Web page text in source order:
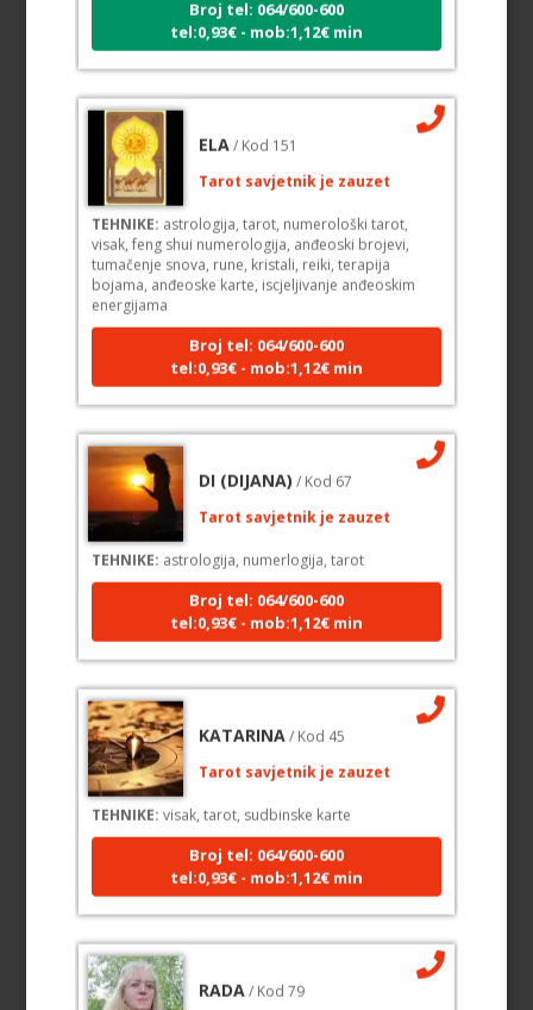
tel:0,93€ - mob:1,12€ min
TEHNIKE:astrologija, tarot, numerološki tarot,
visak, feng shui numerologija, anđeoski brojevi,
tumačenje snova, rune, kristali, reiki, terapija
bojama, anđeoske karte, iscjeljivanje anđeoskim
energijama
Broj tel: 064/600-600
tel:0,93€ - mob:1,12€ min
TEHNIKE:astrologija, numerlogija, tarot
Broj tel: 064/600-600
tel:0,93€ - mob:1,12€ min
TEHNIKE:visak, tarot, sudbinske karte
Broj tel: 064/600-600
tel:0,93€ - mob:1,12€ min